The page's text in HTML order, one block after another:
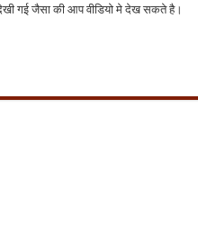
देखी गई जैसा की आप वीडियो मे देख सकते है।